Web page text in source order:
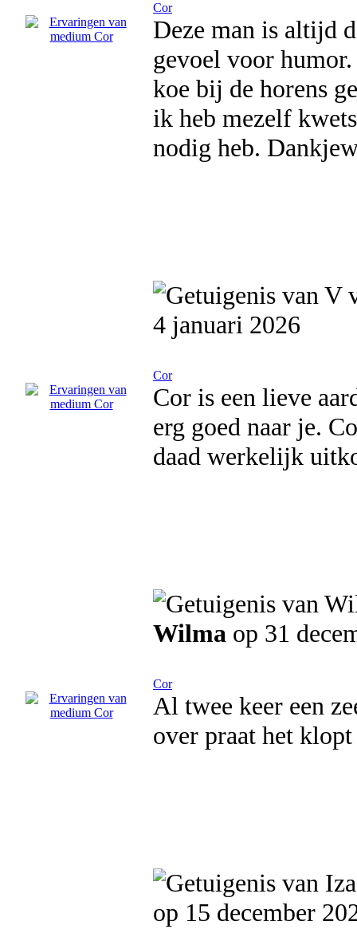
Cor
Deze man is altijd
gevoel voor
koe bij de horens
ik heb mezelf
nodig heb.
4 januari 2026
Cor
Cor is een lieve
erg goed naar je.
daad werkelijk
Wilma op 31
Cor
Al twee keer een
over praat het
op 15 december